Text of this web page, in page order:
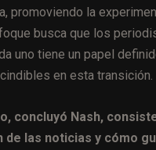
promoviendo la
busca que los
uno tiene un papel
en esta transición.
concluyó Nash,
las noticias y cómo